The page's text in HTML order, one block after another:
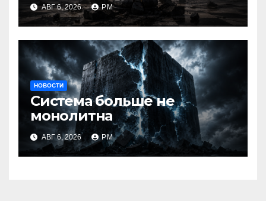
АВГ 6, 2026 РМ
НОВОСТИ
Система больше не
монолитна
АВГ 6, 2026 РМ